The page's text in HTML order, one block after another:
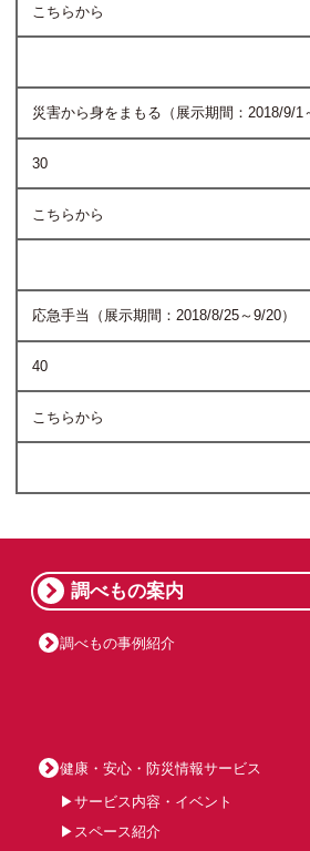
こちらから
災害から身をまもる（展示期間：2018/9/
30
こちらから
応急手当（展示期間：2018/8/25～9/20）
40
こちらから
調べもの案内
調べもの事例紹介
健康・安心・防災情報サービス
サービス内容・イベント
スペース紹介